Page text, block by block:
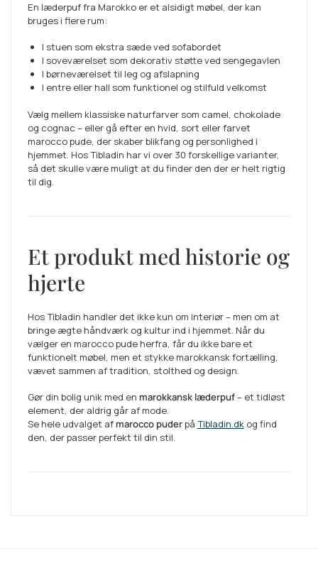
En læderpuf fra Marokko er et alsidigt møbel, der kan
bruges i flere rum:
I stuen som ekstra sæde ved sofabordet
I soveværelset som dekorativ støtte ved sengegavlen
I børneværelset til leg og afslapning
I entre eller hall som funktionel og stilfuld velkomst
Vælg mellem klassiske naturfarver som camel, chokolade
og cognac – eller gå efter en hvid, sort eller farvet
marocco pude, der skaber blikfang og personlighed i
hjemmet. Hos Tibladin har vi over 30 forskellige varianter,
så det skulle være muligt at du finder den der er helt rigtig
til dig.
Et produkt med historie og
hjerte
Hos Tibladin handler det ikke kun om interiør – men om at
bringe ægte håndværk og kultur ind i hjemmet. Når du
vælger en marocco pude herfra, får du ikke bare et
funktionelt møbel, men et stykke marokkansk fortælling,
vævet sammen af tradition, stolthed og design.
Gør din bolig unik med en marokkansk læderpuf– et tidløst
element, der aldrig går af mode.
Se hele udvalget af marocco puderpå Tibladin.dkog find
den, der passer perfekt til din stil.